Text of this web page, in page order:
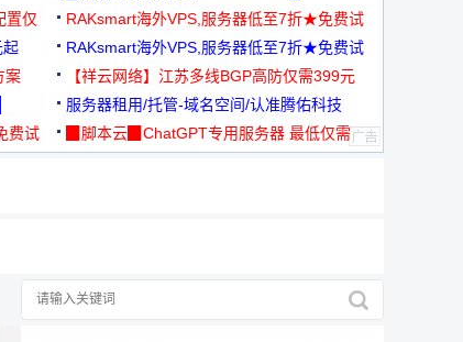
置仅
RAKsmart海外VPS,服务器低至7折★免费试
用★
起
RAKsmart海外VPS,服务器低至7折★免费试
用★
案
【祥云网络】江苏多线BGP高防仅需399元
服务器租用/托管-域名空间/认准腾佑科技
费试
▉脚本云▉ChatGPT专用服务器 最低仅需